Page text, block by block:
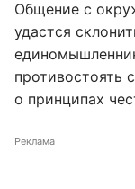
Общение с
удастся
противостоять
о принципах
Реклама